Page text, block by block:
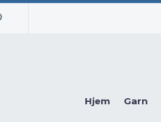
Hjem Garn